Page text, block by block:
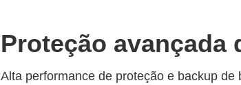
Proteção avançada
Alta performance de proteção e backup